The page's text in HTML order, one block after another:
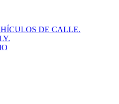
DE CALLE.